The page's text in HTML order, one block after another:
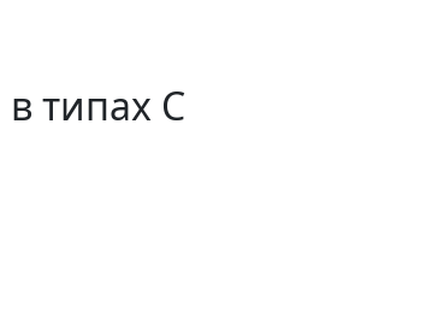
в типах C